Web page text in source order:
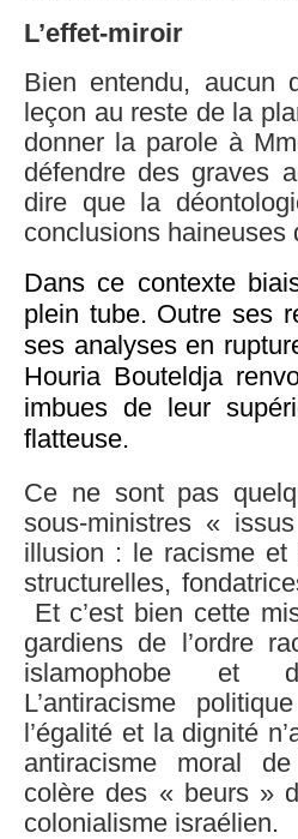
L’effet-miroir
Bien entendu, aucun
leçon au reste de la
donner la parole à
défendre des graves
dire que la
conclusions haineuses
Dans ce contexte
plein tube. Outre ses
ses analyses en
Houria Bouteldja
imbues de leur
flatteuse.
Ce ne sont pas
sous-ministres «
illusion : le racisme et
structurelles,
Et c’est bien cette
gardiens de l’ordre
islamophobe et
L’antiracisme
l’égalité et la dignité
antiracisme moral
colère des « beurs »
colonialisme israélien.